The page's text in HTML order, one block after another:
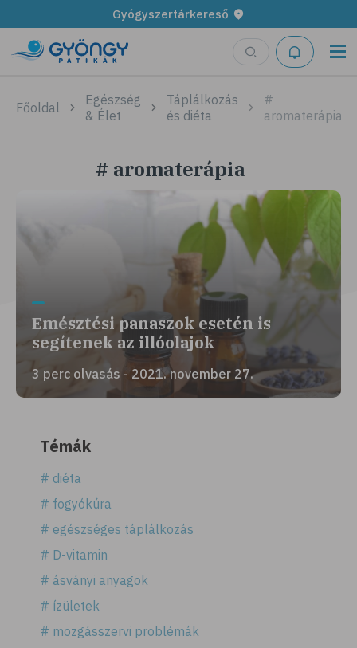
Gyógyszertárkereső
Főoldal
Egészség
& Élet
Táplálkozás
és diéta
#
aromaterápia
# aromaterápia
Emésztési panaszok esetén is
segítenek az illóolajok
3 perc olvasás - 2021. november 27.
Témák
# diéta
# fogyókúra
# egészséges táplálkozás
# D-vitamin
# ásványi anyagok
# ízületek
# mozgásszervi problémák